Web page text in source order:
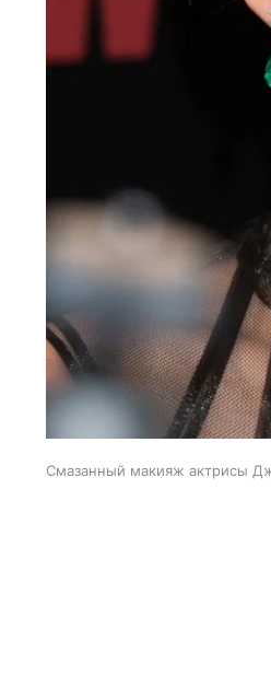
Смазанный макияж актрисы